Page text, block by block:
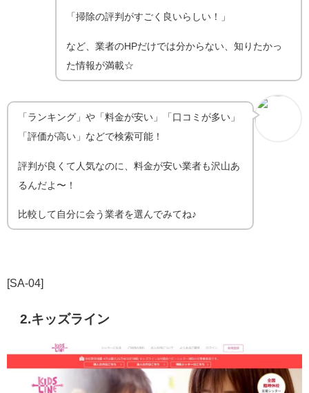
「掃除の評判がすごく良いらしい！」
など、業者のHPだけでは分からない、知りたかっ
た情報が満載☆
「ランキング」や「料金が安い」「口コミが多い」
「評価が高い」などで検索可能！
評判が良くて人気なのに、料金が安い業者も沢山あ
るんだよ〜！
比較して自分に会う業者を選んでみてね♪
[SA-04]
2.キッズライン